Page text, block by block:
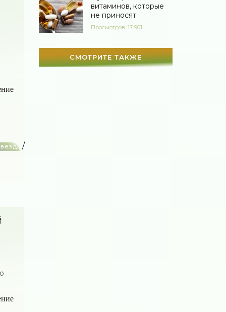
/
витаминов, которые
не приносят
Просмотров 17 901
СМОТРИТЕ ТАКЖЕ